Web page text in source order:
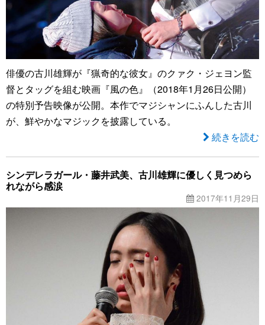
俳優の古川雄輝が『猟奇的な彼女』のクァク・ジェヨン監
督とタッグを組む映画『風の色』（2018年1月26日公開）
の特別予告映像が公開。本作でマジシャンにふんした古川
が、鮮やかなマジックを披露している。
続きを読む
シンデレラガール・藤井武美、古川雄輝に優しく見つめら
れながら感涙
2017年11月29日